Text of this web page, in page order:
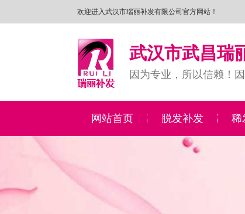
欢迎进入武汉市瑞丽补发有限公司官方网站！
武汉市武昌瑞
因为专业，所以信赖！
网站首页 脱发补发 稀